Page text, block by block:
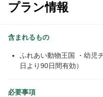
プラン情報
含まれるもの
ふれあい動物王国 ・幼児
日より90日間有効）
必要事項